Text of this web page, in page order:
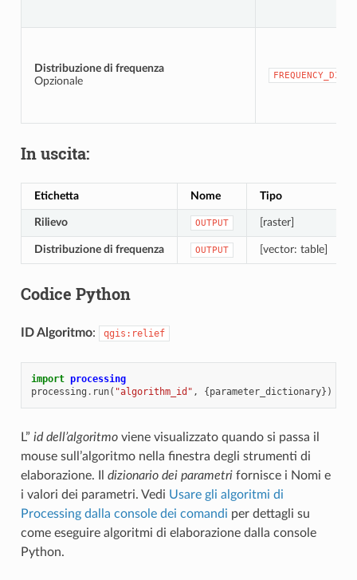
Distribuzione di frequenza
Opzionale
In uscita:
Etichetta Nome Tipo
Rilievo OUTPUT [raster]
Distribuzione di frequenza OUTPUT [vector: table]
Codice Python
ID Algoritmo: qgis:relief
import processing
processing . run( "algorithm_id" , { parameter_dictionary})
L” id dell’algoritmoviene visualizzato quando si passa il
mouse sull’algoritmo nella finestra degli strumenti di
elaborazione. Il dizionario dei parametrifornisce i Nomi e
i valori dei parametri. Vedi Usare gli algoritmi di
Processing dalla console dei comandi per dettagli su
come eseguire algoritmi di elaborazione dalla console
Python.